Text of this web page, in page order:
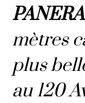
mètres
plus
au 120